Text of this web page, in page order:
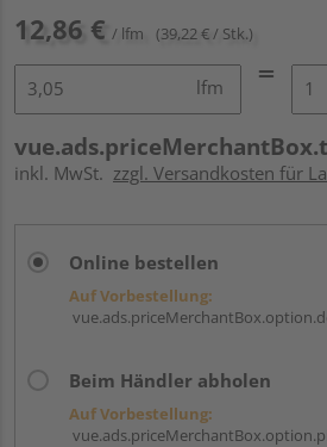
12,86 € / lfm (39,22 € / Stk.)
lfm
inkl. MwSt. zzgl. Versandkosten für
Online bestellen
Auf Vorbestellung:
Beim Händler abholen
Auf Vorbestellung: